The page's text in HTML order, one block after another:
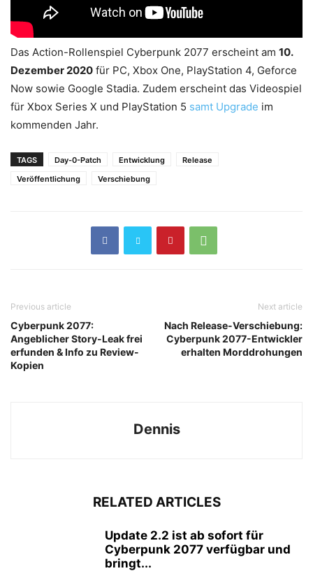
Das Action-Rollenspiel Cyberpunk 2077 erscheint am 10.
Dezember 2020 für PC, Xbox One, PlayStation 4, Geforce
Now sowie Google Stadia. Zudem erscheint das Videospiel
für Xbox Series X und PlayStation 5 samt Upgrade im
kommenden Jahr.
TAGS Day-0-Patch Entwicklung
Release
Veröffentlichung
Verschiebung
Previous article
Cyberpunk 2077:
Angeblicher Story-Leak frei
erfunden & Info zu Review-
Kopien
Next article
Nach Release-Verschiebung:
Cyberpunk 2077-Entwickler
erhalten Morddrohungen
Dennis
RELATED ARTICLES
Update 2.2 ist ab sofort für
Cyberpunk 2077 verfügbar und
bringt...